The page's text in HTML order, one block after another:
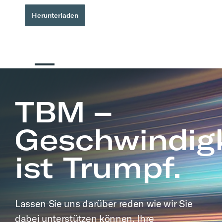
Herunterladen
TBM –
ist Trumpf.
Lassen Sie uns darüber reden wie wir Sie
dabei unterstützen können, Ihre